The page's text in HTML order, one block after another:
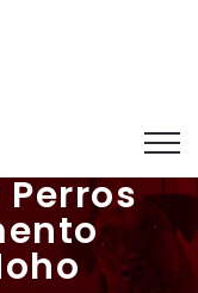
Perros